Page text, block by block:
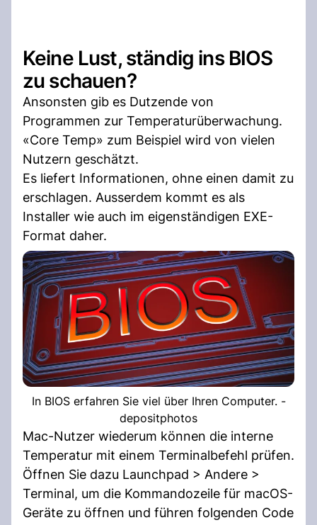
Keine Lust, ständig ins BIOS
zu schauen?
Ansonsten gib es Dutzende von
Programmen zur Temperaturüberwachung.
«Core Temp» zum Beispiel wird von vielen
Nutzern geschätzt.
Es liefert Informationen, ohne einen damit zu
erschlagen. Ausserdem kommt es als
Installer wie auch im eigenständigen EXE-
Format daher.
In BIOS erfahren Sie viel über Ihren Computer. -
depositphotos
Mac-Nutzer wiederum können die interne
Temperatur mit einem Terminalbefehl prüfen.
Öffnen Sie dazu Launchpad > Andere >
Terminal, um die Kommandozeile für macOS-
Geräte zu öffnen und führen folgenden Code